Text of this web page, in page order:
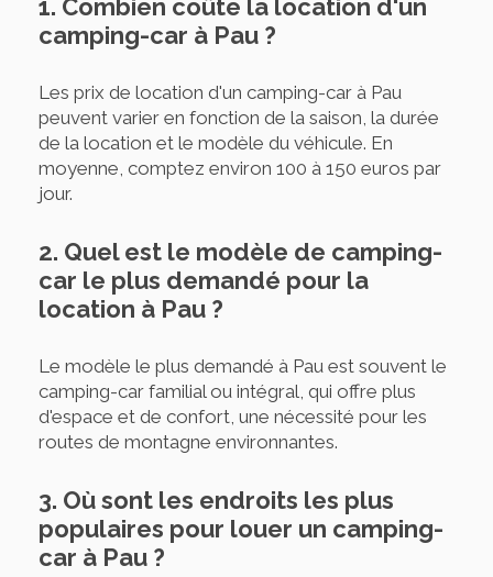
1. Combien coûte la location d'un
camping-car à Pau ?
Les prix de location d'un camping-car à Pau
peuvent varier en fonction de la saison, la durée
de la location et le modèle du véhicule. En
moyenne, comptez environ 100 à 150 euros par
jour.
2. Quel est le modèle de camping-
car le plus demandé pour la
location à Pau ?
Le modèle le plus demandé à Pau est souvent le
camping-car familial ou intégral, qui offre plus
d'espace et de confort, une nécessité pour les
routes de montagne environnantes.
3. Où sont les endroits les plus
populaires pour louer un camping-
car à Pau ?